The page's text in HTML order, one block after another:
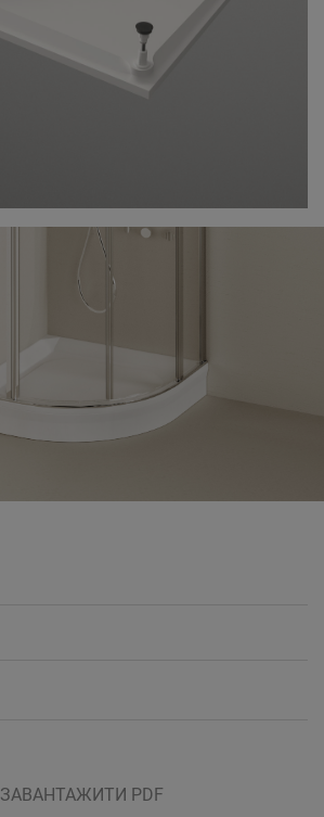
ЗАВАНТАЖИТИ PDF